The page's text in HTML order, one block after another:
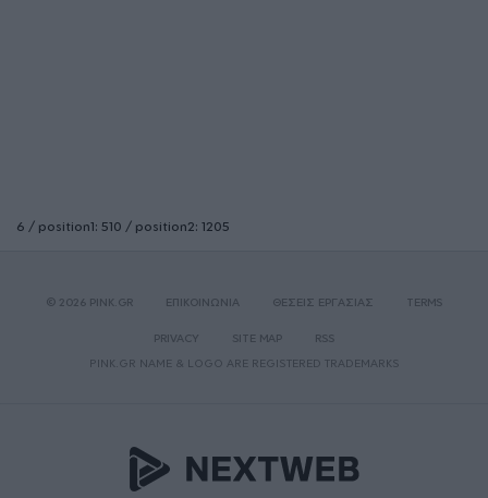
6 / position1: 510 / position2: 1205
© 2026 PINK.GR ΕΠΙΚΟΙΝΩΝΙΑ ΘΕΣΕΙΣ ΕΡΓΑΣΙΑΣ TERMS
PRIVACY SITE MAP
RSS
PINK.GR NAME & LOGO ARE REGISTERED TRADEMARKS